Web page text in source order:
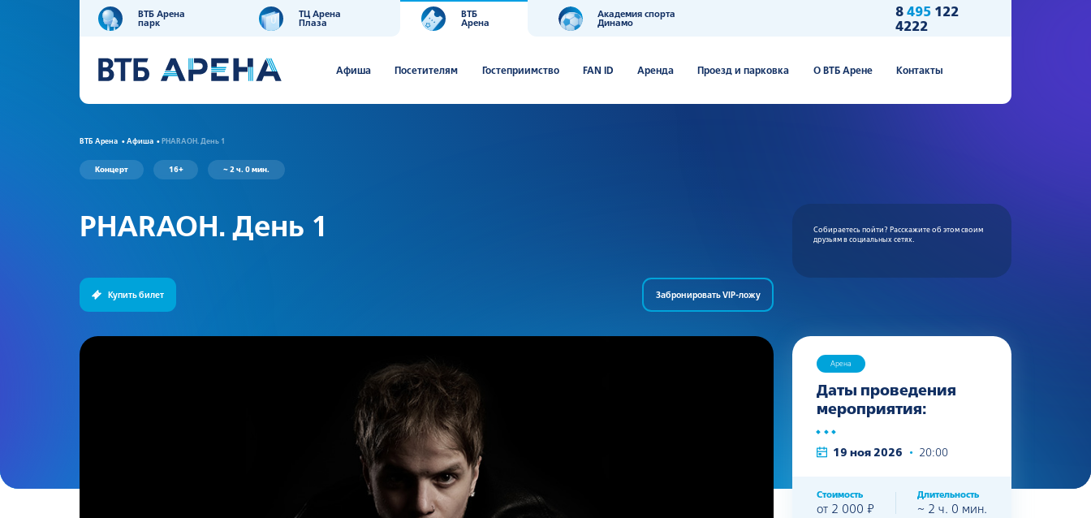
ВТБ Арена
парк
ТЦ Арена
Плаза
ВТБ
Арена
Академия спорта
Динамо
8 495122
4222
Афиша Посетителям Гостеприимство FAN ID Аренда Проезд и парковка О ВТБ Арене Контакты
ВТБ Арена Афиша PHARAOH. День 1
Концерт 16+ ~ 2 ч. 0 мин.
PHARAOH. День 1
Купить билет Забронировать VIP-ложу
Собираетесь пойти? Расскажите об этом своим
друзьям в социальных сетях.
Арена
Даты проведения
мероприятия:
19 ноя 2026 • 20:00
Стоимость
от 2 000 ₽
Длительность
~ 2 ч. 0 мин.